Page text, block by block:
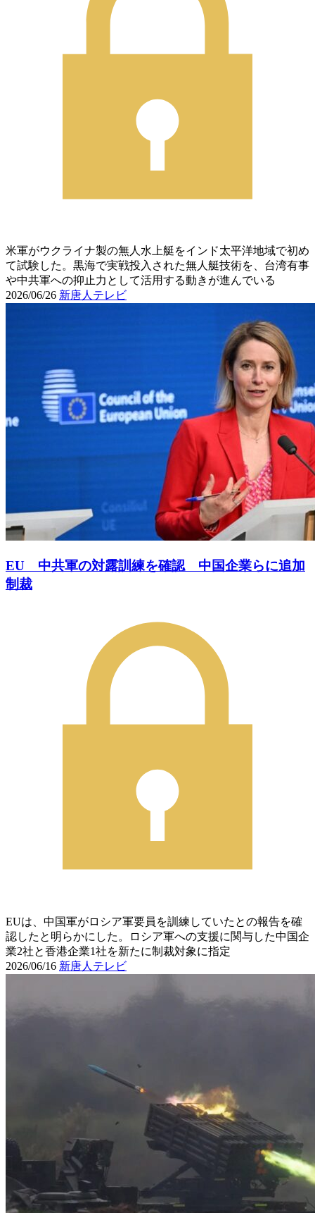
米軍がウクライナ製の無人水上艇をインド太平洋地域で初め
て試験した。黒海で実戦投入された無人艇技術を、台湾有事
や中共軍への抑止力として活用する動きが進んでいる
2026/06/26 新唐人テレビ
EU 中共軍の対露訓練を確認 中国企業らに追加
制裁
EUは、中国軍がロシア軍要員を訓練していたとの報告を確
認したと明らかにした。ロシア軍への支援に関与した中国企
業2社と香港企業1社を新たに制裁対象に指定
2026/06/16 新唐人テレビ